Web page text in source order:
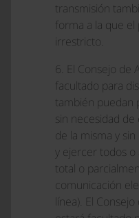
transmisión
forma a la que
irrestricto.
6. El Consejo de
facultado para
también puedan
sin necesidad de
de la misma y
y ejercer todos o
total o
comunicación
línea). El